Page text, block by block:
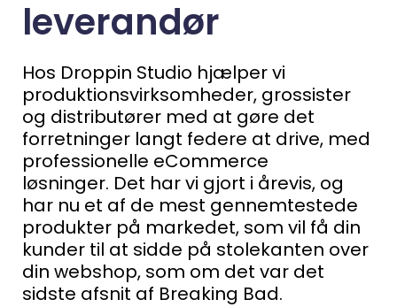
leverandør
Hos Droppin Studio hjælper vi
produktionsvirksomheder, grossister
og distributører med at gøre det
forretninger langt federe at drive, med
professionelle eCommerce
løsninger. Det har vi gjort i årevis, og
har nu et af de mest gennemtestede
produkter på markedet, som vil få din
kunder til at sidde på stolekanten over
din webshop, som om det var det
sidste afsnit af Breaking Bad.